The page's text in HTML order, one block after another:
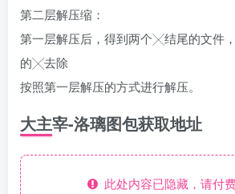
第二层解压缩：
第一层解压后，得到两个╳结尾的文件
的╳去除
按照第一层解压的方式进行解压。
大主宰-洛璃图包获取地址
此处内容已隐藏，请付